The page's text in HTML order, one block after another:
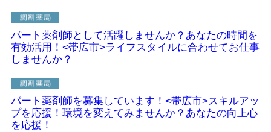
パート薬剤師として活躍しませんか？あなたの時間を
有効活用！<帯広市>ライフスタイルに合わせてお仕事
しませんか？
パート薬剤師を募集しています！<帯広市>スキルアッ
プを応援！環境を変えてみませんか？あなたの向上心
を応援！